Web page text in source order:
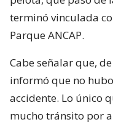
terminó vinculada
Parque ANCAP.
Cabe señalar que,
informó que no
accidente. Lo único
mucho tránsito por